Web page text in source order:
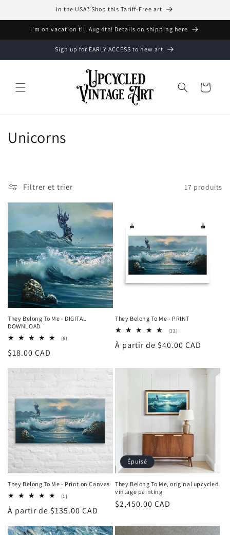
au
contenu
In the USA? Shop this Tariff-Free art
I'm on vacation till Aug 4th! Details on shipping here
Sign up for EARLY ACCESS to new art
Panier
C
l
e
c
t
i
o
n
:
Unicorns
Filtrer et trier 17 produits
They Belong To Me - DIGITAL
DOWNLOAD
(6)6
Prix
$18.00 CAD
They Belong To Me - PRINT
(12)12
des
Prix
À partir de $40.00 CAD
They Belong To Me - Print on Canvas
(1)1
des
Prix
À partir de $135.00 CAD
Épuisé
They Belong To Me, original upcycled
vintage painting
Prix
$2,450.00 CAD